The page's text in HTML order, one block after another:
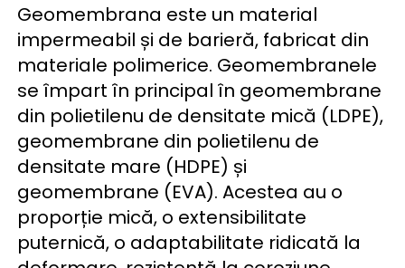
Geomembrana este un material
impermeabil și de barieră, fabricat din
materiale polimerice. Geomembranele
se împart în principal în geomembrane
din polietilenu de densitate mică (LDPE),
geomembrane din polietilenu de
densitate mare (HDPE) și
geomembrane (EVA). Acestea au o
proporție mică, o extensibilitate
puternică, o adaptabilitate ridicată la